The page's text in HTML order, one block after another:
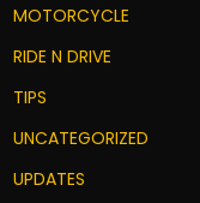
MOTORCYCLE
RIDE N DRIVE
TIPS
UNCATEGORIZED
UPDATES